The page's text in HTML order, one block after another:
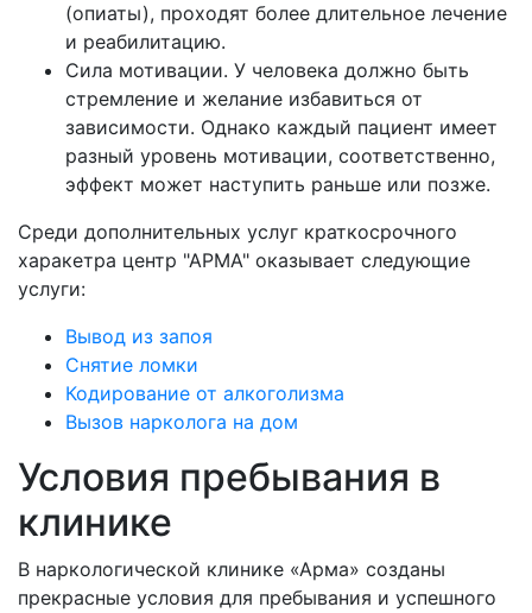
(опиаты), проходят более длительное лечение
и реабилитацию.
Сила мотивации. У человека должно быть
стремление и желание избавиться от
зависимости. Однако каждый пациент имеет
разный уровень мотивации, соответственно,
эффект может наступить раньше или позже.
Среди дополнительных услуг краткосрочного
харакетра центр "АРМА" оказывает следующие
услуги:
Вывод из запоя
Снятие ломки
Кодирование от алкоголизма
Вызов нарколога на дом
Условия пребывания в
клинике
В наркологической клинике «Арма» созданы
прекрасные условия для пребывания и успешного